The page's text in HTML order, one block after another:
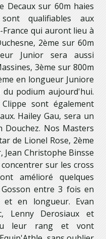
Decaux sur 60m haies
qualifiables aux
qui auront lieu à
2ème sur 60m
Junior sera aussi
3ème sur 800m
en longueur Juniore
podium aujourd'hui.
sont également
Hailey Gau, sera un
Douchez. Nos Masters
de Lionel Rose, 2ème
Christophe Binsse
sur les cross
amélioré quelques
entre 3 fois en
en longueur. Evan
Lenny Derosiaux et
leur rang et vont